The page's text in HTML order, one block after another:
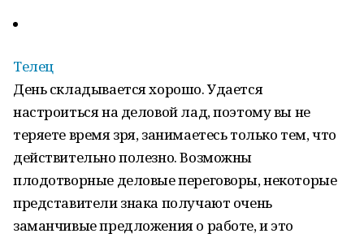
Телец
День складывается хорошо. Удается
настроиться на деловой лад, поэтому вы не
теряете время зря, занимаетесь только тем, что
действительно полезно. Возможны
плодотворные деловые переговоры, некоторые
представители знака получают очень
заманчивые предложения о работе, и это